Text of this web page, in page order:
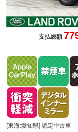
支払総額
[東海:愛知県] 認定中古